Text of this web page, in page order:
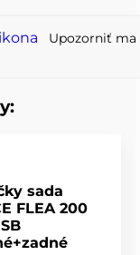
Upozorniť ma
sada
FLEA 200